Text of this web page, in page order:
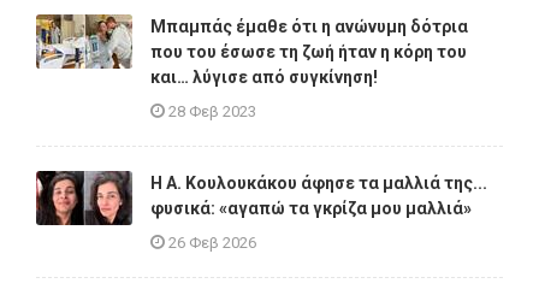
Μπαμπάς έμαθε ότι η ανώνυμη δότρια
που του έσωσε τη ζωή ήταν η κόρη του
και… λύγισε από συγκίνηση!
28 Φεβ 2023
Η A. Κουλουκάκου άφησε τα μαλλιά της...
φυσικά: «αγαπώ τα γκρίζα μου μαλλιά»
26 Φεβ 2026